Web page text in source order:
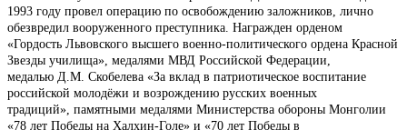
1993 году провел операцию по освобождению заложников, лично
обезвредил вооруженного преступника. Награжден орденом
«Гордость Львовского высшего военно-политического ордена Красной
Звезды училища», медалями МВД Российской Федерации,
медалью Д.М. Скобелева «За вклад в патриотическое воспитание
российской молодёжи и возрождению русских военных
традиций», памятными медалями Министерства обороны Монголии
«78 лет Победы на Халхин-Голе» и «70 лет Победы в